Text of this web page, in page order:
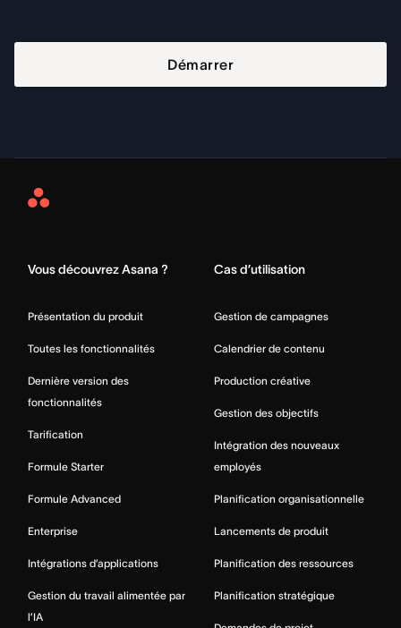
Démarrer
Asana
Vous découvrez Asana ?
Présentation du produit
Toutes les fonctionnalités
Dernière version des
fonctionnalités
Tarification
Formule Starter
Formule Advanced
Enterprise
Intégrations d’applications
Gestion du travail alimentée par
l’IA
Cas d’utilisation
Gestion de campagnes
Calendrier de contenu
Production créative
Gestion des objectifs
Intégration des nouveaux
employés
Planification organisationnelle
Lancements de produit
Planification des ressources
Planification stratégique